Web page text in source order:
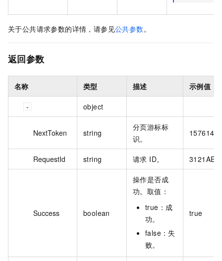
关于公共请求参数的详情，请参见公共参数 。
返回参数
名称 类型 描述 示例值
object
NextToken string
分页游标标
识。
RequestId string 请求 ID。
Success boolean
操作是否成
功。取值：
true：成
功。
false：失
败。
true